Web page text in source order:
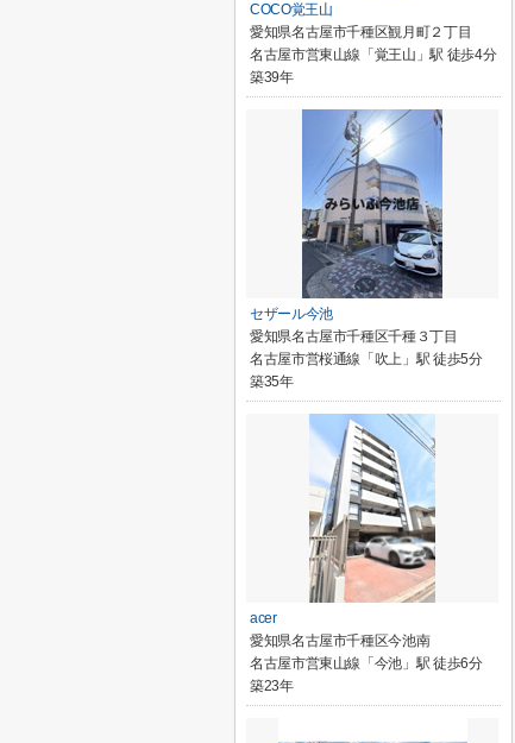
COCO覚王山
愛知県名古屋市千種区観月町２丁目
名古屋市営東山線「覚王山」駅 徒歩4分
築39年
セザール今池
愛知県名古屋市千種区千種３丁目
名古屋市営桜通線「吹上」駅 徒歩5分
築35年
acer
愛知県名古屋市千種区今池南
名古屋市営東山線「今池」駅 徒歩6分
築23年